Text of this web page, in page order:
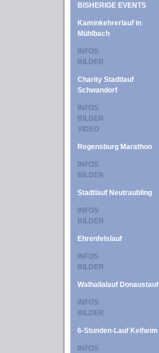
BISHERIGE EVENTS
Kaminkehrerlauf in
Mühlbach
INFOS
BILDER
Charity Stadtlauf
Schwandorf
INFOS
BILDER
VIDEO
Regensburg Marathon
INFOS
BILDER
Stadtlauf Neutraubling
INFOS
BILDER
Ehrenfelslauf
INFOS
BILDER
Walhallalauf Donaustauf
INFOS
BILDER
6-Stunden-Lauf Kelheim
INFOS